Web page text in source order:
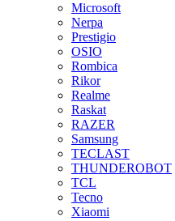
Microsoft
Nerpa
Prestigio
OSIO
Rombica
Rikor
Realme
Raskat
RAZER
Samsung
TECLAST
THUNDEROBOT
TCL
Tecno
Xiaomi